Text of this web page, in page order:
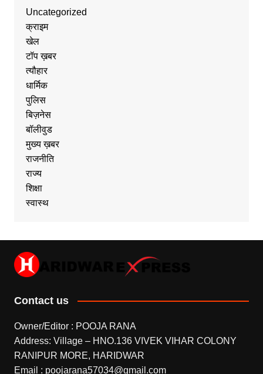
Uncategorized
क्राइम
खेल
टॉप ख़बर
त्यौहार
धार्मिक
पुलिस
बिज़नेस
बॉलीवुड
मुख्य ख़बर
राजनीति
राज्य
शिक्षा
स्वास्थ
Contact us
Owner/Editor : POOJA RANA
Address: Village – HNO.136 VIVEK VIHAR COLONY
RANIPUR MORE, HARIDWAR
Email : poojarana57034@gmail.com